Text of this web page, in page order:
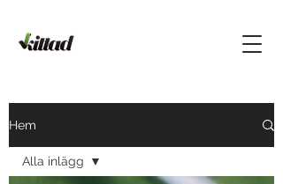
Hem
Alla inlägg